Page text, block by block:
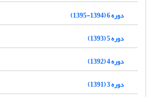
دوره 6 (1394-1395)
دوره 5 (1393)
دوره 4 (1392)
دوره 3 (1391)